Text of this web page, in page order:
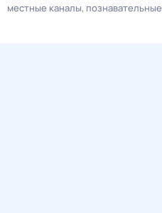
местные каналы познавательные